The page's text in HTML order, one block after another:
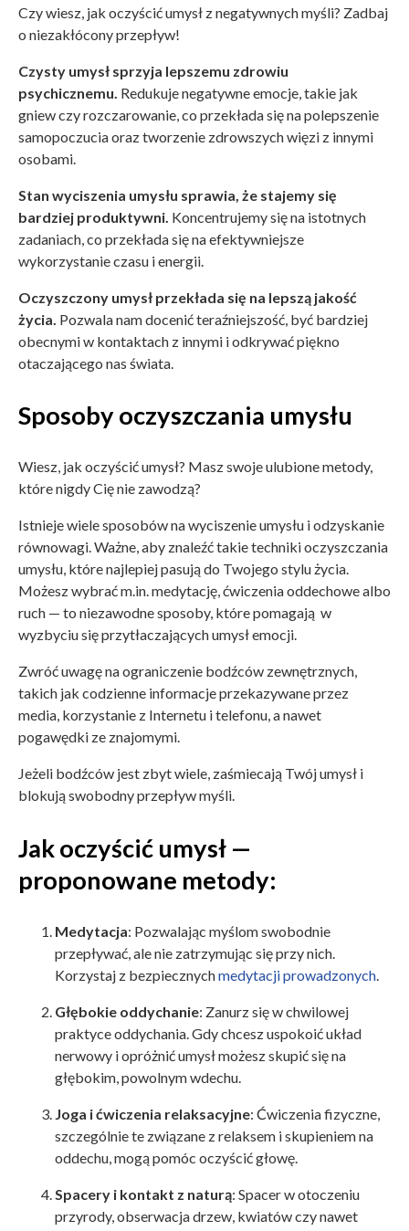
Czy wiesz, jak oczyścić umysł z negatywnych myśli? Zadbaj
o niezakłócony przepływ!
Czysty umysł sprzyja lepszemu zdrowiu
psychicznemu. Redukuje negatywne emocje, takie jak
gniew czy rozczarowanie, co przekłada się na polepszenie
samopoczucia oraz tworzenie zdrowszych więzi z innymi
osobami.
Stan wyciszenia umysłu sprawia, że stajemy się
bardziej produktywni. Koncentrujemy się na istotnych
zadaniach, co przekłada się na efektywniejsze
wykorzystanie czasu i energii.
Oczyszczony umysł przekłada się na lepszą jakość
życia. Pozwala nam docenić teraźniejszość, być bardziej
obecnymi w kontaktach z innymi i odkrywać piękno
otaczającego nas świata.
Sposoby oczyszczania umysłu
Wiesz, jak oczyścić umysł? Masz swoje ulubione metody,
które nigdy Cię nie zawodzą?
Istnieje wiele sposobów na wyciszenie umysłu i odzyskanie
równowagi. Ważne, aby znaleźć takie techniki oczyszczania
umysłu, które najlepiej pasują do Twojego stylu życia.
Możesz wybrać m.in. medytację, ćwiczenia oddechowe albo
ruch — to niezawodne sposoby, które pomagają w
wyzbyciu się przytłaczających umysł emocji.
Zwróć uwagę na ograniczenie bodźców zewnętrznych,
takich jak codzienne informacje przekazywane przez
media, korzystanie z Internetu i telefonu, a nawet
pogawędki ze znajomymi.
Jeżeli bodźców jest zbyt wiele, zaśmiecają Twój umysł i
blokują swobodny przepływ myśli.
Jak oczyścić umysł —
proponowane metody:
Medytacja: Pozwalając myślom swobodnie
przepływać, ale nie zatrzymując się przy nich.
Korzystaj z bezpiecznychmedytacji prowadzonych
Głębokie oddychanie: Zanurz się w chwilowej
praktyce oddychania. Gdy chcesz uspokoić układ
nerwowy i opróżnić umysł możesz skupić się na
głębokim, powolnym wdechu.
Joga i ćwiczenia relaksacyjne: Ćwiczenia fizyczne,
szczególnie te związane z relaksem i skupieniem na
oddechu, mogą pomóc oczyścić głowę.
Spacery i kontakt z naturą: Spacer w otoczeniu
przyrody, obserwacja drzew, kwiatów czy nawet